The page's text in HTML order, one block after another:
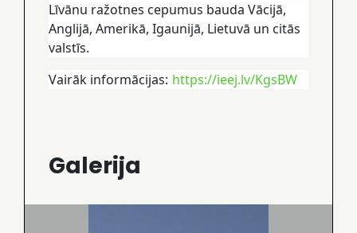
Līvānu ražotnes cepumus bauda Vācijā,
Anglijā, Amerikā, Igaunijā, Lietuvā un citās
valstīs.
Vairāk informācijas: https://ieej.lv/KgsBW
Galerija